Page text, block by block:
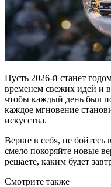
Пусть 2026-й станет
временем свежих идей и
чтобы каждый день был
каждое мгновение
искусства.
Верьте в себя, не
смело покоряйте новые
решаете, каким будет
Смотрите также